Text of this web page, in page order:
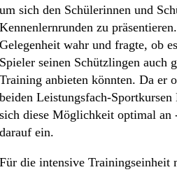
um sich den Schüle­rin­nen und
Kennen­lern­run­den zu
Gelegen­heit wahr und fragte, ob
Spieler seinen Schütz­lin­gen auch
Training anbie­ten könnten. Da er
beiden Leistungs­­­fach-
sich diese Möglich­keit optimal an
darauf ein.
Für die inten­si­ve Trainings­ein­heit